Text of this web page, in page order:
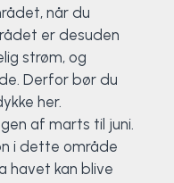
når du
er desuden
strøm, og
Derfor bør du
her.
af marts til juni.
i dette område
havet kan blive